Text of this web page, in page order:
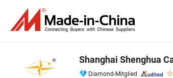
Shanghai Shenghua
Diamond-Mitglied